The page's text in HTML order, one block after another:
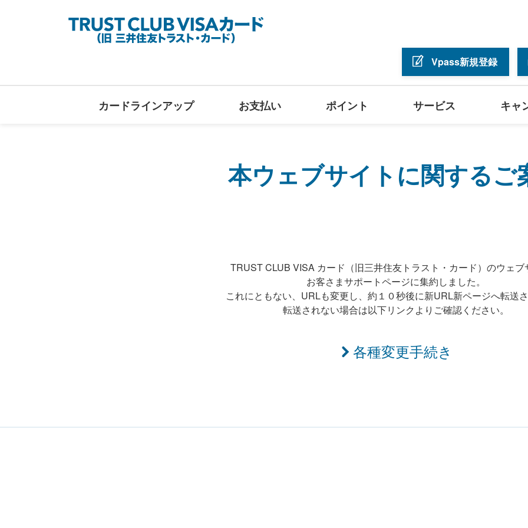
Vpass新規登録
カードラインアップ お支払い ポイント サービス キャ
本ウェブサイトに関するご
TRUST CLUB VISA カード（旧三井住友トラスト・カード）のウェブ
お客さまサポートページに集約しました。
これにともない、URLも変更し、約１０秒後に新URL新ページへ転送さ
転送されない場合は以下リンクよりご確認ください。
各種変更手続き